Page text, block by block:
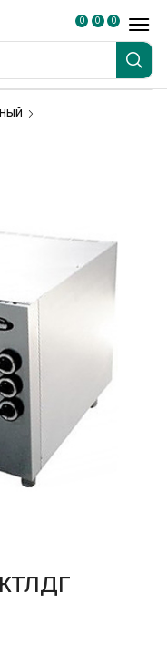
0 0 0